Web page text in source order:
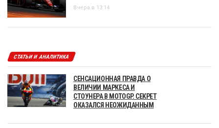
Вчера в 13:14
СТАТЬИ И АНАЛИТИКА
СЕНСАЦИОННАЯ ПРАВДА О
ВЕЛИЧИИ МАРКЕСА И
СТОУНЕРА В MOTOGP. СЕКРЕТ
ОКАЗАЛСЯ НЕОЖИДАННЫМ